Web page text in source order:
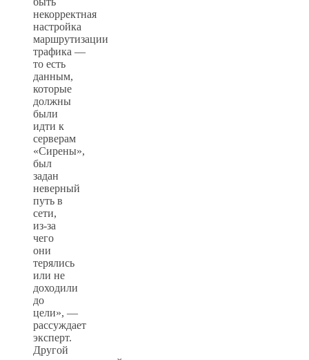
некорректная
настройка
маршрутизации
трафика —
то есть
данным,
которые
должны
были
идти к
серверам
«Сирены»,
был
задан
неверный
путь в
сети,
из-за
чего
они
терялись
или не
доходили
до
цели», —
рассуждает
эксперт.
Другой